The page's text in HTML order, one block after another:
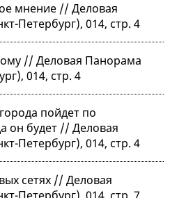
мнение // Деловая
Петербург), 014, стр. 4
// Деловая Панорама
014, стр. 4
пойдет по
он будет // Деловая
Петербург), 014, стр. 4
сетях // Деловая